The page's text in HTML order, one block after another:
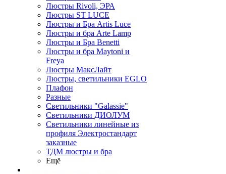
Люстры Rivoli, ЭРА
Люстры ST LUCE
Люстры и Бра Artis Luce
Люстры и бра Arte Lamp
Люстры и Бра Benetti
Люстры и бра Maytoni и
Freya
Люстры МаксЛайт
Люстры, светильники EGLO
Плафон
Разные
Светильники "Galassie"
Светильники ДИОЛУМ
Светильники линейные из
профиля Электростандарт
заказные
ТДМ люстры и бра
Ещё